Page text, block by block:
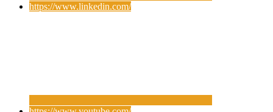
https://www.linkedin.com/